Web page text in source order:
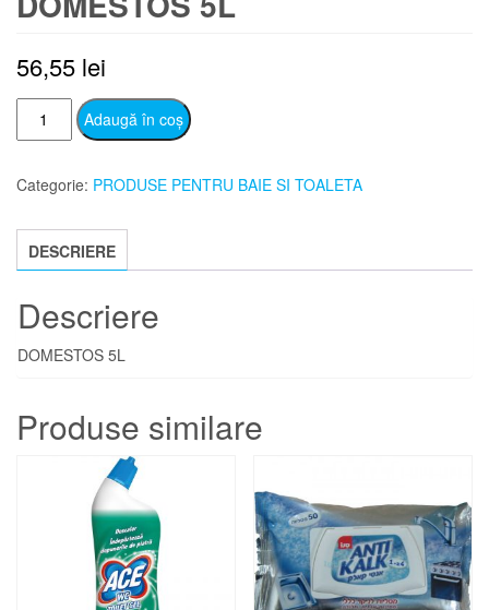
56,55 lei
Cantitate
DOMESTOS
Adaugă în coș
Categorie: PRODUSE PENTRU BAIE SI TOALETA
DESCRIERE
Descriere
DOMESTOS 5L
Produse similare